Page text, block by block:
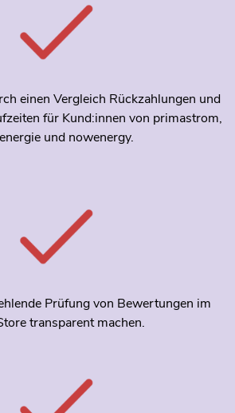
einen Vergleich Rückzahlungen und
für Kund:innen von primastrom,
und nowenergy.
Prüfung von Bewertungen im
transparent machen.